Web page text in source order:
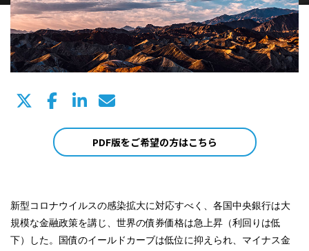
PDF版をご希望の方はこちら
新型コロナウイルスの感染拡大に対応すべく、各国中央銀行は大
規模な金融政策を講じ、世界の債券価格は急上昇（利回りは低
下）した。国債のイールドカーブは低位に抑えられ、マイナス金